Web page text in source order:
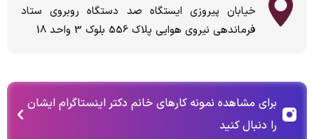
خیابان پیروزی ایستگاه صد دستگاه روبروی ستاد
فرماندهی نیروی هوایی پلاک 556 بلوک 3 واحد 18
برای مشاهده نمونه کارهای خانم دکتر اینستاگرام ایشان
را دنبال کنید